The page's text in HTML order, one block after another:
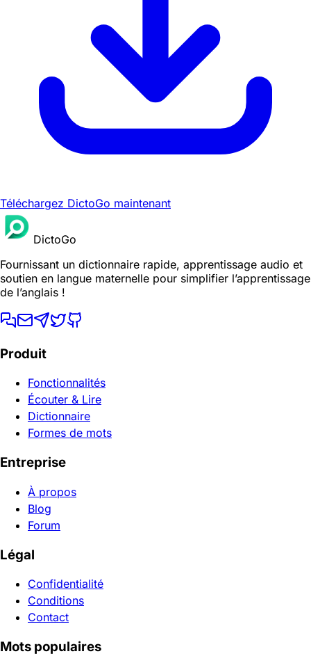
Téléchargez DictoGo maintenant
DictoGo
Fournissant un dictionnaire rapide, apprentissage audio et
soutien en langue maternelle pour simplifier l’apprentissage
de l’anglais !
Produit
Fonctionnalités
Écouter & Lire
Dictionnaire
Formes de mots
Entreprise
À propos
Blog
Forum
Légal
Confidentialité
Conditions
Contact
Mots populaires